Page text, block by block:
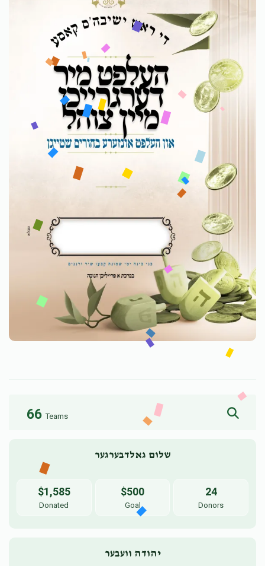
66Teams
שלום גאלדבערגער
$1,585
Donated
$500
Goal
24
Donors
יהודה וועבער